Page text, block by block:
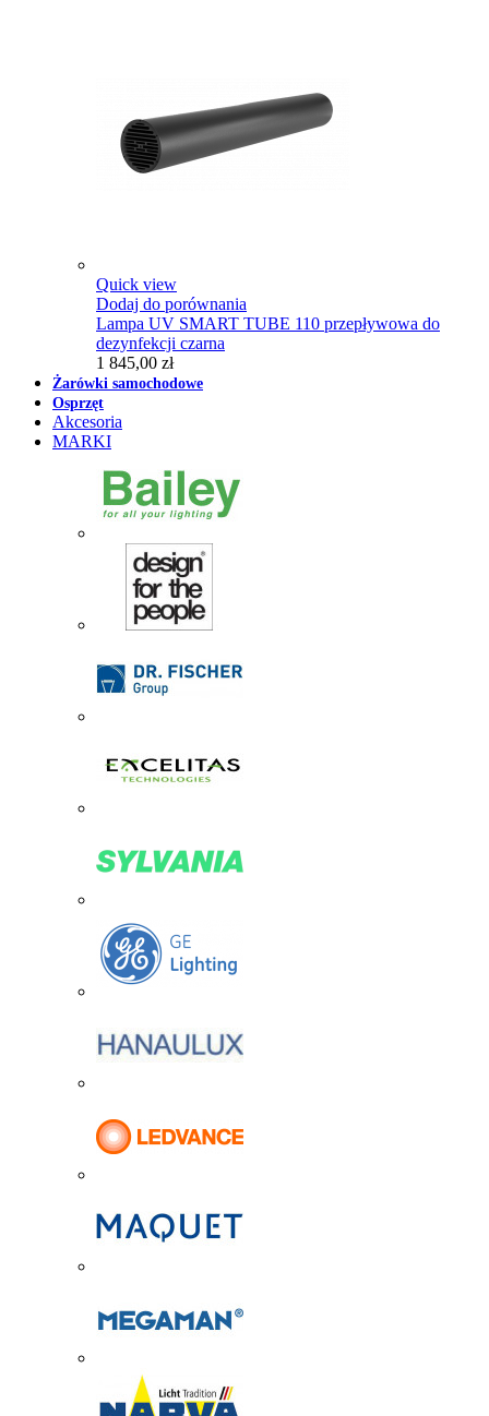
Quick view
Dodaj do porównania
Lampa UV SMART TUBE 110 przepływowa do
dezynfekcji czarna
1 845,00 zł
Żarówki samochodowe
Osprzęt
Akcesoria
MARKI